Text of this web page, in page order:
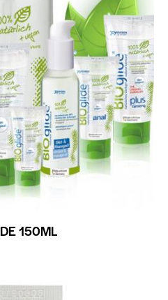
150ML